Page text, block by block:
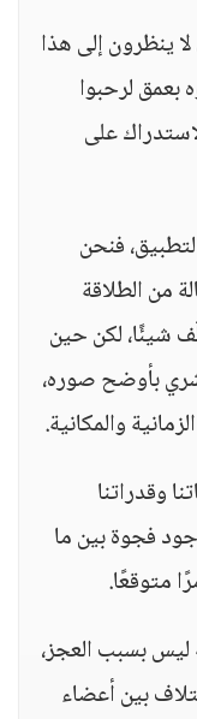
ينظرون إلى هذا
بعمق لرحبوا
على
فنحن
من الطلاقة
شيئًا، لكن حين
بأوضح صوره،
والمكانية.
وقدراتنا
فجوة بين ما
متوقعًا.
ليس بسبب العجز،
بين أعضاء